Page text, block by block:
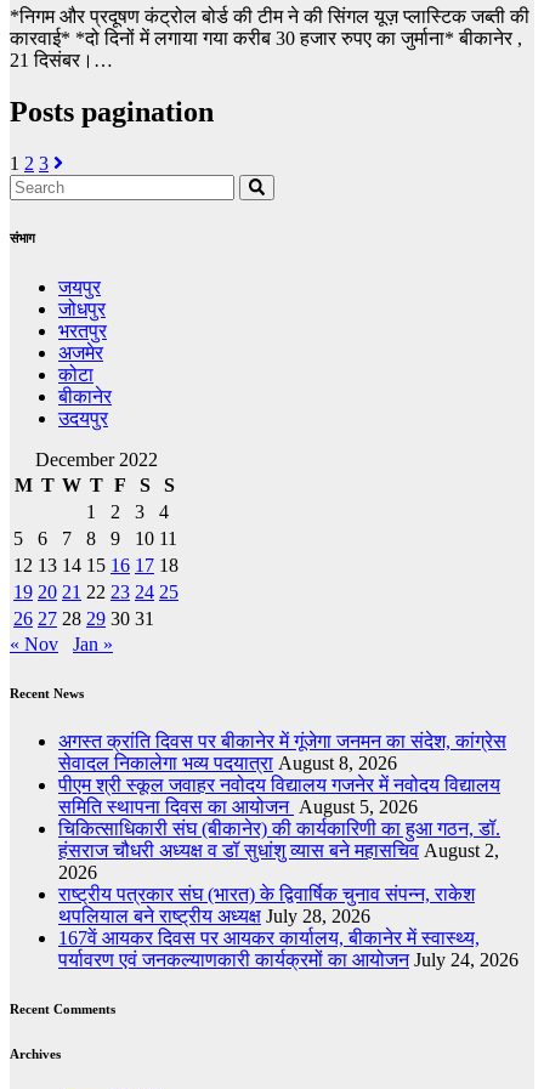
*निगम और प्रदूषण कंट्रोल बोर्ड की टीम ने की सिंगल यूज़ प्लास्टिक जब्ती की
कारवाई* *दो दिनों में लगाया गया करीब 30 हजार रुपए का जुर्माना* बीकानेर ,
21 दिसंबर।…
Posts pagination
1 2 3
संभाग
जयपुर
जोधपुर
भरतपुर
अजमेर
कोटा
बीकानेर
उदयपुर
December 2022
M T W T F S
S
1
2 3
4
5
6 7 8 9 10 11
12 13 14 15 16 17 18
19 20 21 22 23 24 25
26 27 28 29 30 31
« Nov
Jan »
Recent News
अगस्त क्रांति दिवस पर बीकानेर में गूंजेगा जनमन का संदेश, कांग्रेस
सेवादल निकालेगा भव्य पदयात्रा August 8, 2026
पीएम श्री स्कूल जवाहर नवोदय विद्यालय गजनेर में नवोदय विद्यालय
समिति स्थापना दिवस का आयोजन August 5, 2026
चिकित्साधिकारी संघ (बीकानेर) की कार्यकारिणी का हुआ गठन, डॉ.
हंसराज चौधरी अध्यक्ष व डॉ सुधांशु व्यास बने महासचिव August 2,
2026
राष्ट्रीय पत्रकार संघ (भारत) के द्विवार्षिक चुनाव संपन्न, राकेश
थपलियाल बने राष्ट्रीय अध्यक्ष July 28, 2026
167वें आयकर दिवस पर आयकर कार्यालय, बीकानेर में स्वास्थ्य,
पर्यावरण एवं जनकल्याणकारी कार्यक्रमों का आयोजन July 24, 2026
Recent Comments
Archives